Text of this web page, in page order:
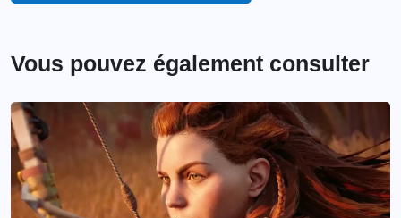
Vous pouvez également consulter